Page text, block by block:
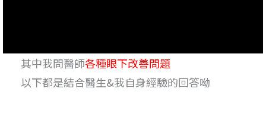
其中我問醫師各種眼下改善問題
以下都是結合醫生&我自身經驗的回答呦